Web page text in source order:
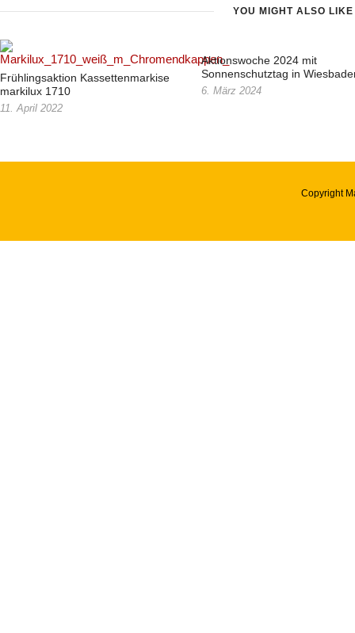
YOU MIGHT ALSO LIKE
Frühlingsaktion Kassettenmarkise
markilux 1710
11. April 2022
Aktionswoche 2024 mit
Sonnenschutztag in
6. März 2024
Copyright